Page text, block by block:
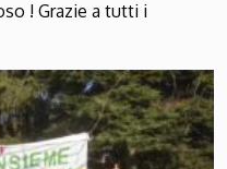
! Grazie a tutti i